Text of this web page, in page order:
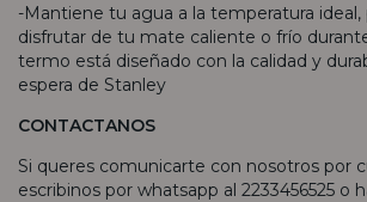
-Mantiene tu agua a la temperatura
disfrutar de tu mate caliente o frío
termo está diseñado con la calidad y
espera de Stanley
CONTACTANOS
Si queres comunicarte con nosotros por
escribinos por whatsapp al 2233456525 o